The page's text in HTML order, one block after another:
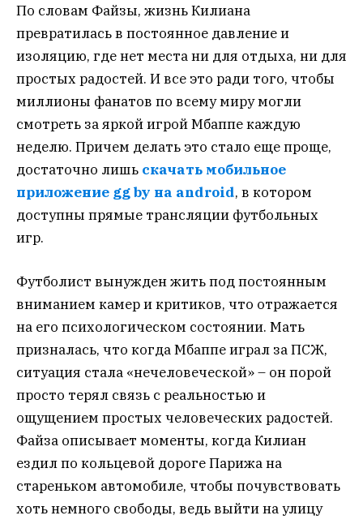
По словам Файзы, жизнь Килиана
превратилась в постоянное давление и
изоляцию, где нет места ни для отдыха, ни для
простых радостей. И все это ради того, чтобы
миллионы фанатов по всему миру могли
смотреть за яркой игрой Мбаппе каждую
неделю. Причем делать это стало еще проще,
достаточно лишь скачать мобильное
приложение gg by на android, в котором
доступны прямые трансляции футбольных
игр.
Футболист вынужден жить под постоянным
вниманием камер и критиков, что отражается
на его психологическом состоянии. Мать
призналась, что когда Мбаппе играл за ПСЖ,
ситуация стала «нечеловеческой» – он порой
просто терял связь с реальностью и
ощущением простых человеческих радостей.
Файза описывает моменты, когда Килиан
ездил по кольцевой дороге Парижа на
стареньком автомобиле, чтобы почувствовать
хоть немного свободы, ведь выйти на улицу